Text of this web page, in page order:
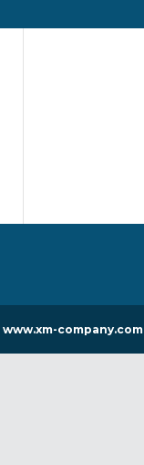
www.xm-company.com